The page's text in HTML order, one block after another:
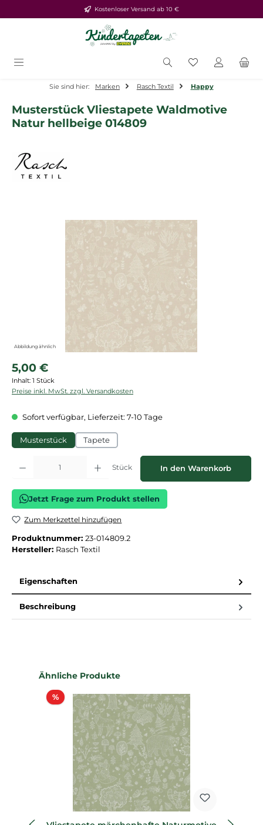
Zum Hauptinhalt springenKostenloser Versand ab 10 €
Du hast 0
Sie sind hier: Marken Rasch Textil Happy
Musterstück Vliestapete Waldmotive
Natur hellbeige 014809
Bildergalerie überspringen
Abbildung ähnlich
Regulärer Preis:
5,00 €
Inhalt: 1 Stück
Preise inkl. MwSt. zzgl. Versandkosten
Sofort verfügbar, Lieferzeit: 7-10 Tage
Musterstück Tapete
Produkt Anzahl: Gib den gewünschten Wert ein oder benutze die
Stück In den Warenkorb
Jetzt Frage zum Produkt stellen
Zum Merkzettel hinzufügen
Produktnummer: 23-014809.2
Hersteller: Rasch Textil
Eigenschaften
Beschreibung
Produktgalerie überspringen
Ähnliche Produkte
%Rabatt